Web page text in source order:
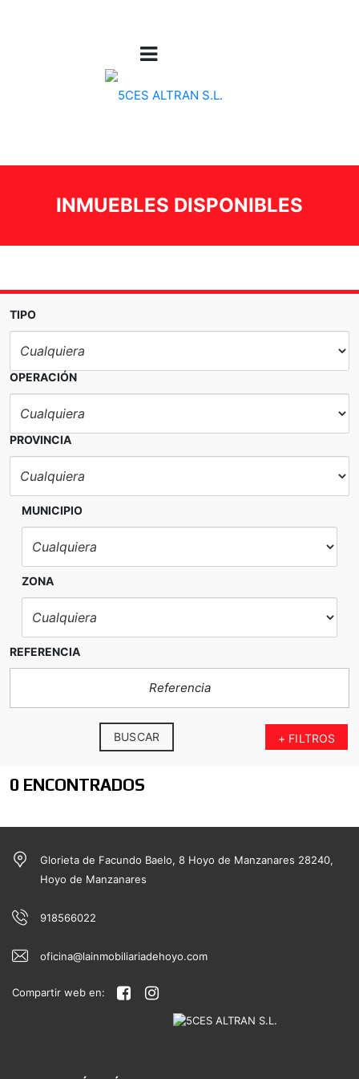
INMUEBLES DISPONIBLES
TIPO
OPERACIÓN
PROVINCIA
MUNICIPIO
ZONA
REFERENCIA
+ FILTROS
BUSCAR
0 ENCONTRADOS
Glorieta de Facundo Baelo, 8 Hoyo de Manzanares 28240,
Hoyo de Manzanares
918566022
oficina@lainmobiliariadehoyo.com
Compartir web en: